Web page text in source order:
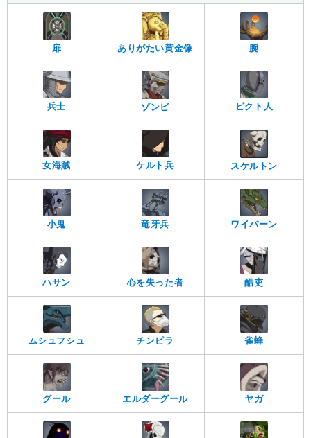
扉 ありがたい黄金像 腕
兵士 ゾンビ ピクト人
女海賊 ケルト兵 スケルトン
小鬼 竜牙兵 ワイバーン
ハサン 心を失った者 酷吏
ムシュフシュ チンピラ 雀蜂
グール エルダーグール ヤガ